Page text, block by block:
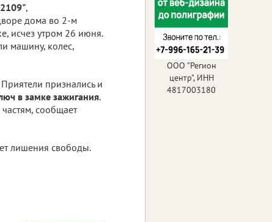
,
дома во 2-м
исчез утром 26 июня.
машину, колес,
Приятели признались и
в замке зажигания.
сообщает
лишения свободы.
ООО "Регион
центр", ИНН
4817003180